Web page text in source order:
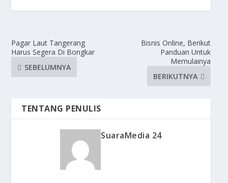
Pagar Laut Tangerang
Harus Segera Di Bongkar
SEBELUMNYA
Bisnis Online, Berikut
Panduan Untuk
Memulainya
BERIKUTNYA
TENTANG PENULIS
SuaraMedia 24